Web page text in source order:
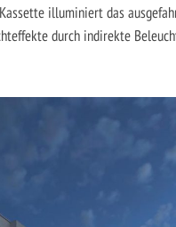
illuminiert das
durch indirekte